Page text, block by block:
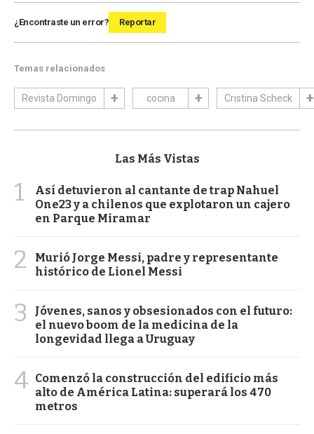
¿Encontraste un error? Reportar
Temas relacionados
Revista Domingo cocina Cristina Scheck
Las Más Vistas
1
Así detuvieron al cantante de trap Nahuel
One23 y a chilenos que explotaron un cajero
en Parque Miramar
2
Murió Jorge Messi, padre y representante
histórico de Lionel Messi
3
Jóvenes, sanos y obsesionados con el futuro:
el nuevo boom de la medicina de la
longevidad llega a Uruguay
4 Comenzó la construcción del edificio más
alto de América Latina: superará los 470
metros